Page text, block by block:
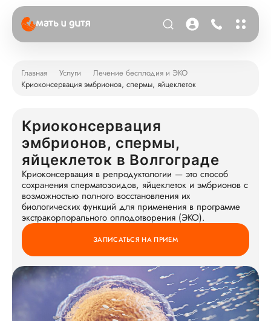
Главная Услуги
Лечение бесплодия и ЭКО
Криоконсервация эмбрионов, спермы, яйцеклеток
Криоконсервация
эмбрионов, спермы,
яйцеклеток в Волгограде
Криоконсервация в репродуктологии — это способ
сохранения сперматозоидов, яйцеклеток и эмбрионов с
возможностью полного восстановления их
биологических функций для применения в программе
экстракорпорального оплодотворения (ЭКО).
ЗАПИСАТЬСЯ НА ПРИЕМ